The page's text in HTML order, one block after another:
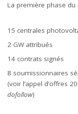
La première phase
15 centrales
2 GW attribués
14 contrats signés
8 soumissionnaires
(voir l’appel d’offres
dofollow)